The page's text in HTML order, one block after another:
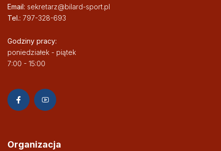
Email: sekretarz@bilard-sport.pl
Tel.: 797-328-693
Godziny pracy:
poniedziałek - piątek
7:00 - 15:00
Organizacja